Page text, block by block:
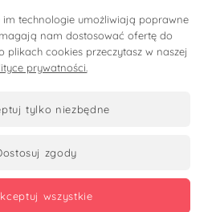
im technologie umożliwiają poprawne
nam dostosować ofertę do
plikach cookies przeczytasz w naszej
prywatności.
tylko niezbędne
dostosuj zgody
wszystkie